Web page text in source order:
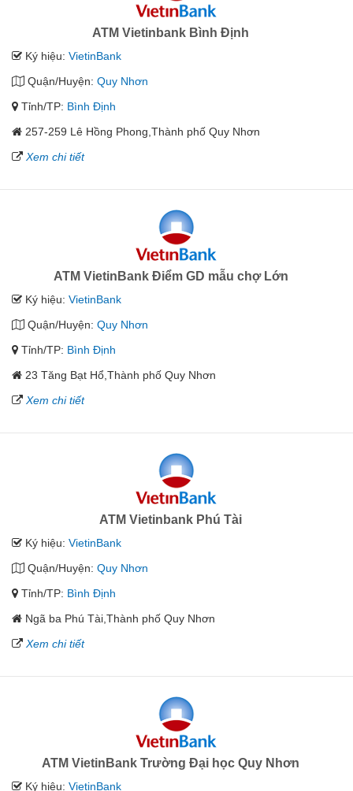
ATM Vietinbank Bình Định
Ký hiệu: VietinBank
Quận/Huyện: Quy Nhơn
Tỉnh/TP: Bình Định
257-259 Lê Hồng Phong,Thành phố Quy Nhơn
Xem chi tiết
ATM VietinBank Điểm GD mẫu chợ Lớn
Ký hiệu: VietinBank
Quận/Huyện: Quy Nhơn
Tỉnh/TP: Bình Định
23 Tăng Bạt Hổ,Thành phố Quy Nhơn
Xem chi tiết
ATM Vietinbank Phú Tài
Ký hiệu: VietinBank
Quận/Huyện: Quy Nhơn
Tỉnh/TP: Bình Định
Ngã ba Phú Tài,Thành phố Quy Nhơn
Xem chi tiết
ATM VietinBank Trường Đại học Quy Nhơn
Ký hiệu: VietinBank